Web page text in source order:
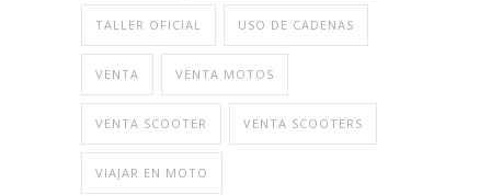
TALLER OFICIAL USO DE CADENAS
VENTA VENTA MOTOS
VENTA SCOOTER VENTA SCOOTERS
VIAJAR EN MOTO